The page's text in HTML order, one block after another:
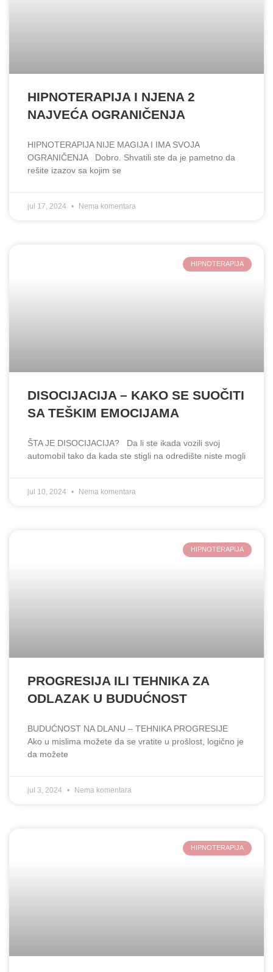
HIPNOTERAPIJA I NJENA 2
NAJVEĆA OGRANIČENJA
HIPNOTERAPIJA NIJE MAGIJA I IMA SVOJA
OGRANIČENJA Dobro. Shvatili ste da je pametno da
rešite izazov sa kojim se
jul 17, 2024 Nema komentara
HIPNOTERAPIJA
DISOCIJACIJA – KAKO SE SUOČITI
SA TEŠKIM EMOCIJAMA
ŠTA JE DISOCIJACIJA? Da li ste ikada vozili svoj
automobil tako da kada ste stigli na odredište niste mogli
jul 10, 2024 Nema komentara
HIPNOTERAPIJA
PROGRESIJA ILI TEHNIKA ZA
ODLAZAK U BUDUĆNOST
BUDUĆNOST NA DLANU – TEHNIKA PROGRESIJE
Ako u mislima možete da se vratite u prošlost, logično je
da možete
jul 3, 2024 Nema komentara
HIPNOTERAPIJA